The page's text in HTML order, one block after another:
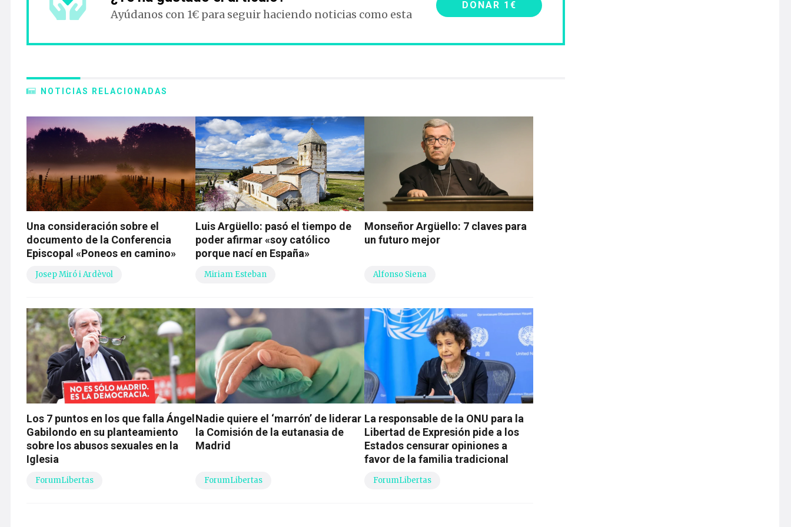
Ayúdanos con 1€ para seguir haciendo noticias como esta
DONAR 1€
NOTICIAS RELACIONADAS
Una consideración sobre el
documento de la Conferencia
Episcopal «Poneos en camino»
Josep Miró i Ardèvol
Luis Argüello: pasó el tiempo de
poder afirmar «soy católico
porque nací en España»
Miriam Esteban
Monseñor Argüello: 7 claves para
un futuro mejor
Alfonso Siena
Los 7 puntos en los que falla Ángel
Gabilondo en su planteamiento
sobre los abusos sexuales en la
Iglesia
ForumLibertas
Nadie quiere el ‘marrón’ de liderar
la Comisión de la eutanasia de
Madrid
ForumLibertas
La responsable de la ONU para la
Libertad de Expresión pide a los
Estados censurar opiniones a
favor de la familia tradicional
ForumLibertas